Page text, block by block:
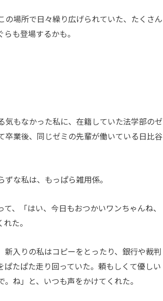
場所で日々繰り広げられていた、たくさん
も登場するかも。
もなかった私に、在籍していた法学部のゼ
卒業後、同じゼミの先輩が働いている日比谷
な私は、もっぱら雑用係。
、「はい、今日もおつかいワンちゃんね、
た。
入りの私はコピーをとったり、銀行や裁判
たぱた走り回っていた。頼もしくて優しい
ね」と、いつも声をかけてくれた。